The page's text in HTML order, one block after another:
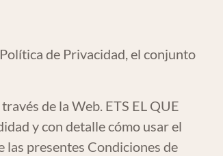
de Privacidad, el conjunto
de la Web. ETS EL QUE
y con detalle cómo usar el
las presentes Condiciones de